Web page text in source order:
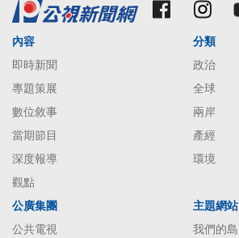
內容
即時新聞
專題策展
數位敘事
當期節目
深度報導
觀點
分類
政治
全球
兩岸
產經
環境
公廣集團
公共電視
主題網站
我們的島